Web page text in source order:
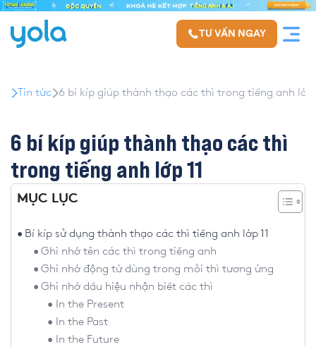
TƯ VẤN NGAY
Tin tức 6 bí kíp giúp thành thạo các thì trong tiếng anh lớp
6 bí kíp giúp thành thạo các thì
trong tiếng anh lớp 11
MỤC LỤC
Bí kíp sử dụng thành thạo các thì tiếng anh lớp 11
Ghi nhớ tên các thì trong tiếng anh
Ghi nhớ động từ dùng trong mỗi thì tương ứng
Ghi nhớ dấu hiệu nhận biết các thì
In the Present
In the Past
In the Future